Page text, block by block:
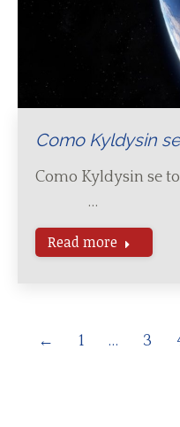
Como Kyldysin
Como Kyldysin
…
Read more
← 1 … 3